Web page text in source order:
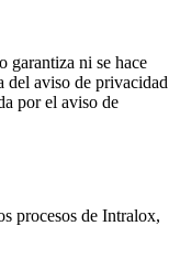
garantiza ni se hace
del aviso de privacidad
por el aviso de
procesos de Intralox,